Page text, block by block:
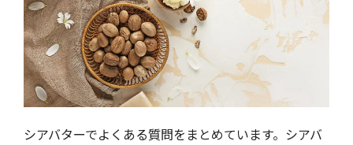
シアバターでよくある質問をまとめています。シアバ